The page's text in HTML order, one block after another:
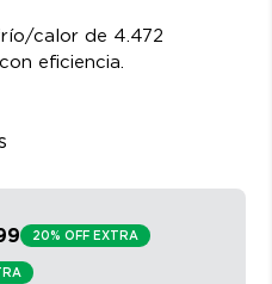
calor de 4.472
eficiencia.
20% OFF EXTRA